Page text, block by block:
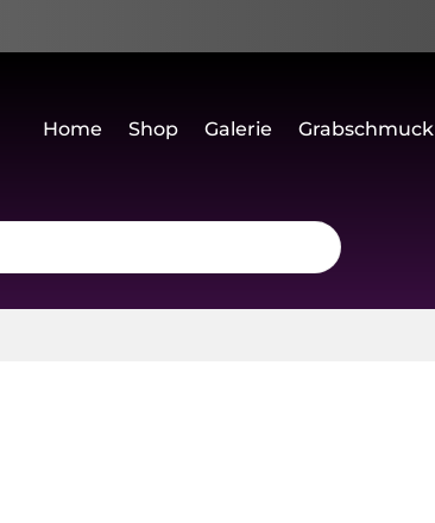
Home Shop Galerie Grabschmuck